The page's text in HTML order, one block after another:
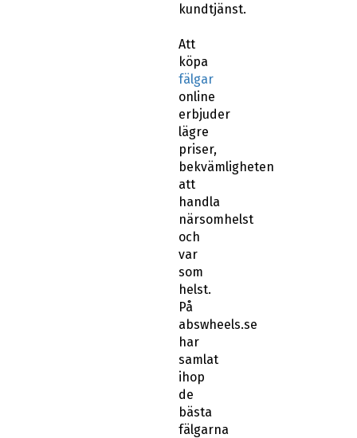
kundtjänst.
Att
köpa
fälgar
online
erbjuder
lägre
priser,
bekvämligheten
att
handla
närsomhelst
och
var
som
helst.
På
abswheels.se
har
samlat
ihop
de
bästa
fälgarna